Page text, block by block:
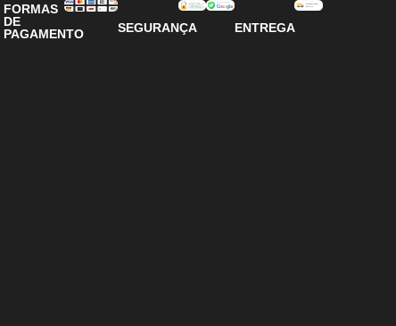
FORMAS
DE
PAGAMENTO
SEGURANÇA ENTREGA